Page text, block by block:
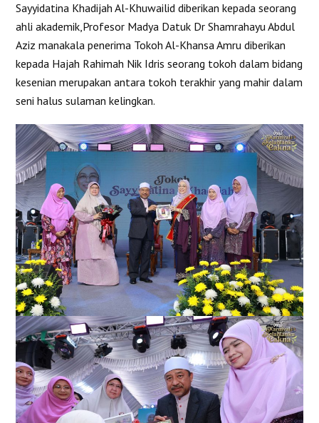
Sayyidatina Khadijah Al-Khuwailid diberikan kepada seorang
ahli akademik,Profesor Madya Datuk Dr Shamrahayu Abdul
Aziz manakala penerima Tokoh Al-Khansa Amru diberikan
kepada Hajah Rahimah Nik Idris seorang tokoh dalam bidang
kesenian merupakan antara tokoh terakhir yang mahir dalam
seni halus sulaman kelingkan.